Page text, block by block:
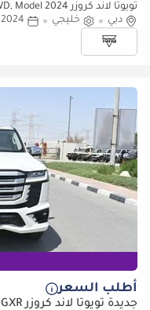
تويوتا لاند كروزر Toyota Land Cruiser VX 4.0L V6, 4WD, Model 2024
دبي
خليجي 2024
أطلب السعر
جديدة تويوتا لاند كروزر GXR